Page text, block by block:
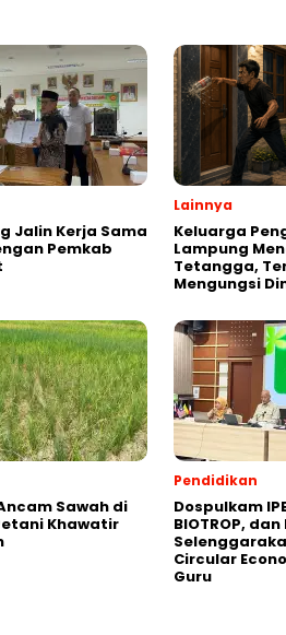
Jalin Kerja Sama
Pemkab
Lainnya
Keluarga
Lampung
Tetangga,
Mengungsi
Sawah di
Khawatir
Pendidikan
Dospulkam
BIOTROP,
Circular
Guru